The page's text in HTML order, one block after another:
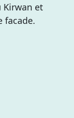
Kirwan et
facade.